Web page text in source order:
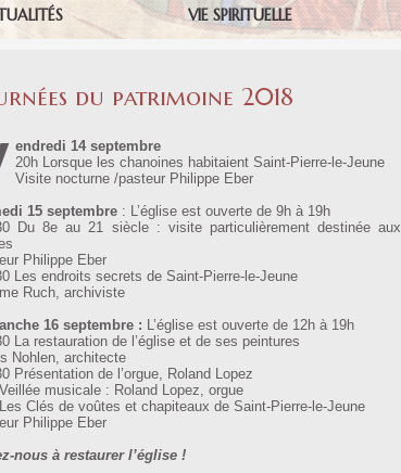
VIE SPIRITUELLE
du patrimoine 2018
endredi 14 septembre
20h Lorsque les chanoines habitaient Saint-Pierre-le-Jeune
Visite nocturne /pasteur Philippe Eber
15 septembre : L’église est ouverte de 9h à 19h
Du 8e au 21 siècle : visite particulièrement destinée aux
Philippe Eber
Les endroits secrets de Saint-Pierre-le-Jeune
Ruch, archiviste
16 septembre : L’église est ouverte de 12h à 19h
La restauration de l’église et de ses peintures
Nohlen, architecte
Présentation de l’orgue, Roland Lopez
musicale : Roland Lopez, orgue
Clés de voûtes et chapiteaux de Saint-Pierre-le-Jeune
Philippe Eber
nous à restaurer l’église !